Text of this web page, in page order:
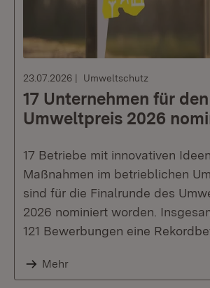
23.07.2026 Umweltschutz
17 Unternehmen für den
Umweltpreis 2026
17 Betriebe mit innovativen
Maßnahmen im betrieblichen
sind für die Finalrunde des
2026 nominiert worden.
121 Bewerbungen eine
Mehr